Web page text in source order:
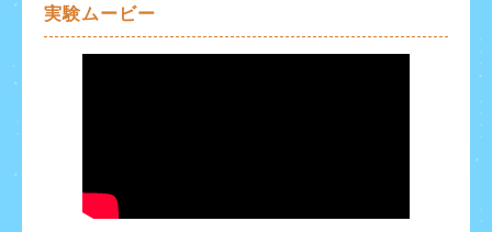
実験ムービー